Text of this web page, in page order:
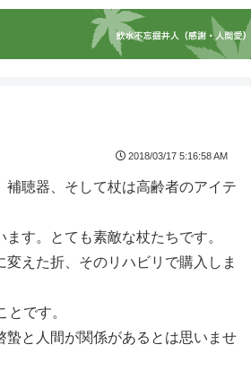
2018/03/17 5:16:58 AM
補聴器、そして杖は高齢者のアイテ
す。とても素敵な杖たちです。
変えた折、そのリハビリで購入しま
とです。
蟄と人間が関係があるとは思いませ